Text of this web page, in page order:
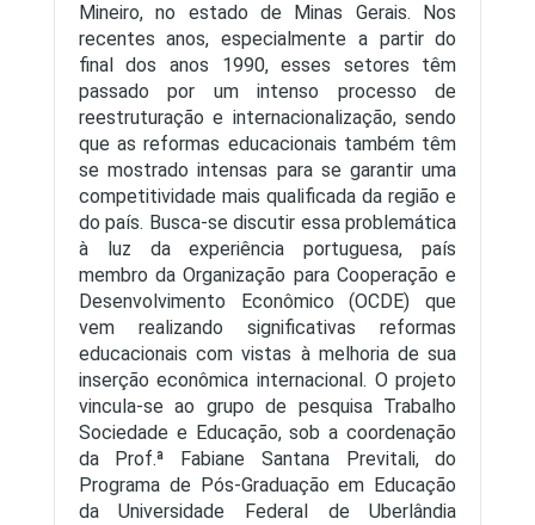
Mineiro, no estado de Minas Gerais. Nos
recentes anos, especialmente a partir do
final dos anos 1990, esses setores têm
passado por um intenso processo de
reestruturação e internacionalização, sendo
que as reformas educacionais também têm
se mostrado intensas para se garantir uma
competitividade mais qualificada da região e
do país. Busca-se discutir essa problemática
à luz da experiência portuguesa, país
membro da Organização para Cooperação e
Desenvolvimento Econômico (OCDE) que
vem realizando significativas reformas
educacionais com vistas à melhoria de sua
inserção econômica internacional. O projeto
vincula-se ao grupo de pesquisa Trabalho
Sociedade e Educação, sob a coordenação
da Prof.ª Fabiane Santana Previtali, do
Programa de Pós-Graduação em Educação
da Universidade Federal de Uberlândia